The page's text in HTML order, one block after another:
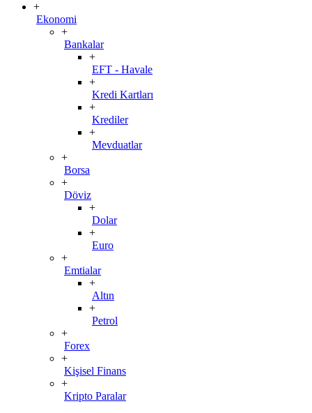
+
Ekonomi
+
Bankalar
+
EFT - Havale
+
Kredi Kartları
+
Krediler
+
Mevduatlar
+
Borsa
+
Döviz
+
Dolar
+
Euro
+
Emtialar
+
Altın
+
Petrol
+
Forex
+
Kişisel Finans
+
Kripto Paralar